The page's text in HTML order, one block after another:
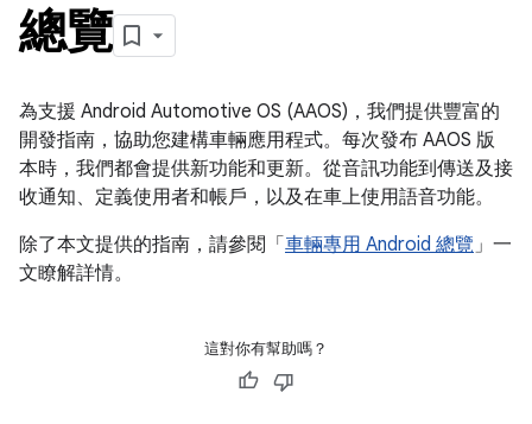
總覽
為支援 Android Automotive OS (AAOS)，我們提供豐富的
開發指南，協助您建構車輛應用程式。每次發布 AAOS 版
本時，我們都會提供新功能和更新。從音訊功能到傳送及接
收通知、定義使用者和帳戶，以及在車上使用語音功能。
除了本文提供的指南，請參閱「 車輛專用 Android 總覽」一
文瞭解詳情。
這對你有幫助嗎？